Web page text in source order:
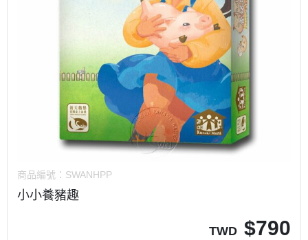
商品編號： SWANHPP
小小養豬趣
TWD $790